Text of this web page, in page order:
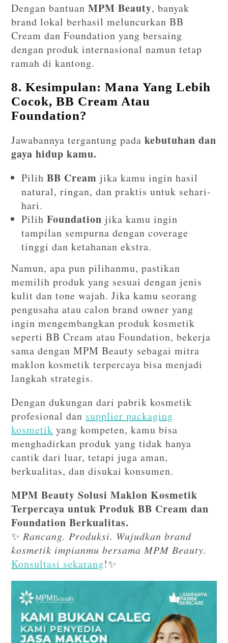
Dengan bantuanMPM Beauty, banyak
brand lokal berhasil meluncurkan BB
Cream dan Foundation yang bersaing
dengan produk internasional namun tetap
ramah di kantong.
8. Kesimpulan: Mana Yang Lebih
Cocok, BB Cream Atau
Foundation?
Jawabannya tergantung padakebutuhan dan
gaya hidup kamu.
PilihBB Cream jika kamu ingin hasil
natural, ringan, dan praktis untuk sehari-
hari.
PilihFoundation jika kamu ingin
tampilan sempurna dengan coverage
tinggi dan ketahanan ekstra.
Namun, apa pun pilihanmu, pastikan
memilih produk yang sesuai dengan jenis
kulit dan tone wajah. Jika kamu seorang
pengusaha atau calon brand owner yang
ingin mengembangkan produk kosmetik
seperti BB Cream atau Foundation, bekerja
sama dengan MPM Beauty sebagai mitra
maklon kosmetik terpercaya bisa menjadi
langkah strategis.
Dengan dukungan dari pabrik kosmetik
profesional dan supplier packaging
kosmetik yang kompeten, kamu bisa
menghadirkan produk yang tidak hanya
cantik dari luar, tetapi juga aman,
berkualitas, dan disukai konsumen.
MPM Beauty Solusi Maklon Kosmetik
Terpercaya untuk Produk BB Cream dan
Foundation Berkualitas.
✨Rancang. Produksi. Wujudkan brand
kosmetik impianmu bersama MPM Beauty.
Konsultasi sekarang!✨